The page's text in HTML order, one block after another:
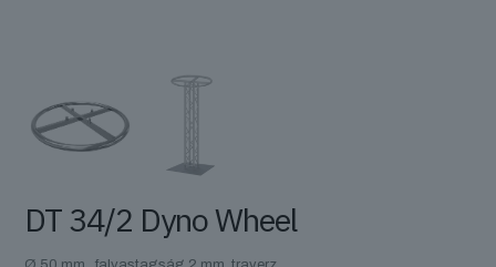
DT 34/2 Dyno Wheel